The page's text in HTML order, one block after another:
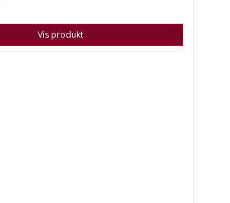
Vis produkt